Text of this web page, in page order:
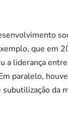
que em
a liderança
paralelo,
da